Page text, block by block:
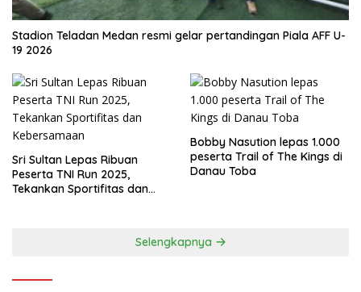
Stadion Teladan Medan resmi gelar pertandingan Piala AFF U-
19 2026
Sri Sultan Lepas Ribuan
Peserta TNI Run 2025,
Tekankan Sportifitas dan
Bobby Nasution lepas 1.000
peserta Trail of The Kings di
Danau Toba
Selengkapnya